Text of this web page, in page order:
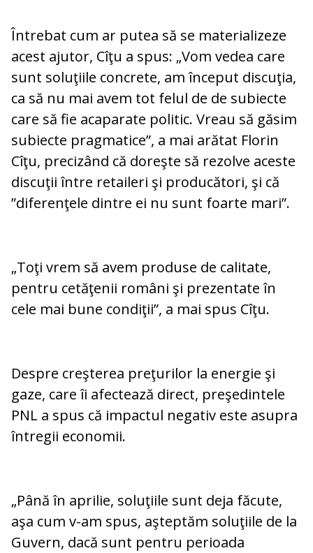
Întrebat cum ar putea să se materializeze
acest ajutor, Cîţu a spus: „Vom vedea care
sunt soluţiile concrete, am început discuţia,
ca să nu mai avem tot felul de de subiecte
care să fie acaparate politic. Vreau să găsim
subiecte pragmatice”, a mai arătat Florin
Cîţu, precizând că doreşte să rezolve aceste
discuţii între retaileri şi producători, şi că
”diferenţele dintre ei nu sunt foarte mari”.
„Toţi vrem să avem produse de calitate,
pentru cetăţenii români şi prezentate în
cele mai bune condiţii”, a mai spus Cîţu.
Despre creşterea preţurilor la energie şi
gaze, care îi afectează direct, preşedintele
PNL a spus că impactul negativ este asupra
întregii economii.
„Până în aprilie, soluţiile sunt deja făcute,
aşa cum v-am spus, aşteptăm soluţiile de la
Guvern, dacă sunt pentru perioada